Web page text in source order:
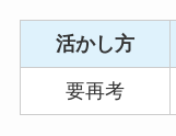
活かし方
要再考